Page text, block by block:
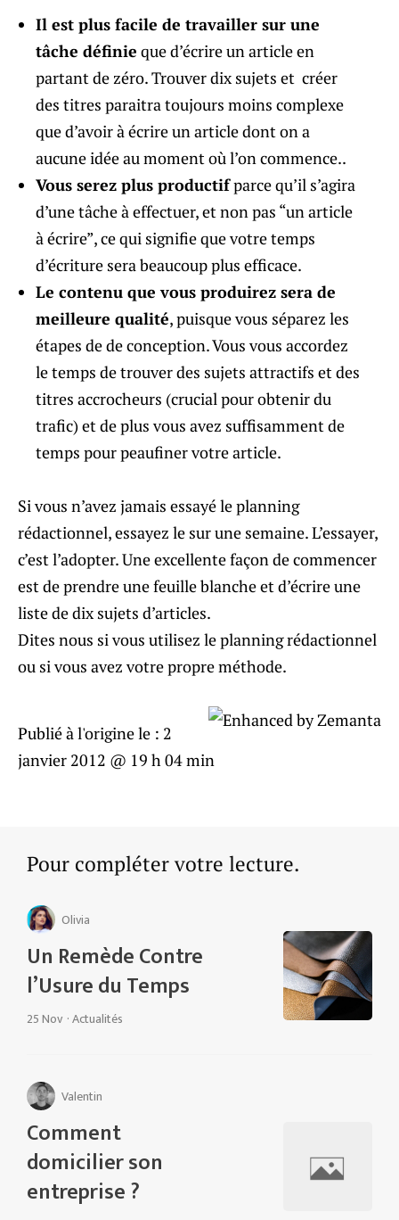
Il est plus facile de travailler sur une
tâche définie que d’écrire un article en
partant de zéro. Trouver dix sujets et créer
des titres paraitra toujours moins complexe
que d’avoir à écrire un article dont on a
aucune idée au moment où l’on commence..
Vous serez plus productifparce qu’il s’agira
d’une tâche à effectuer, et non pas “un article
à écrire”, ce qui signifie que votre temps
d’écriture sera beaucoup plus efficace.
Le contenu que vous produirez sera de
meilleure qualité, puisque vous séparez les
étapes de de conception. Vous vous accordez
le temps de trouver des sujets attractifs et des
titres accrocheurs (crucial pour obtenir du
trafic) et de plus vous avez suffisamment de
temps pour peaufiner votre article.
Si vous n’avez jamais essayé le planning
rédactionnel, essayez le sur une semaine. L’essayer,
c’est l’adopter. Une excellente façon de commencer
est de prendre une feuille blanche et d’écrire une
liste de dix sujets d’articles.
Dites nous si vous utilisez le planning rédactionnel
ou si vous avez votre propre méthode.
Publié à l'origine le : 2
janvier 2012 @ 19 h 04 min
Pour compléter votre lecture.
Olivia
Un Remède Contre
l’Usure du Temps
25 Nov ·Actualités
Valentin
Comment
domicilier son
entreprise ?